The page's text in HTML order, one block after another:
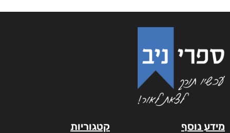
מידע נוסף קטגוריות